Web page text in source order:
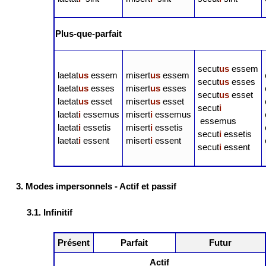
Plus-que-parfait
laetatusessem
laetatusesses
laetatusesset
laetatiessemus
laetatiessetis
laetatiessent
misertus essem
misertusesses
misertusesset
misertiessemus
misertiessetis
misertiessent
secutusessem
secutusesses
secutusesset
secuti
essemus
secutiessetis
secutiessent
3. Modes impersonnels - Actif et passif
3.1. Infinitif
Présent Parfait
Futur
Actif